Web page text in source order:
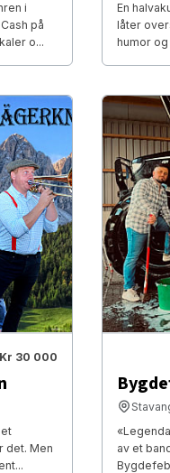
i
på
o...
En
låter
humor
Kr 30 000
det. Men
av et